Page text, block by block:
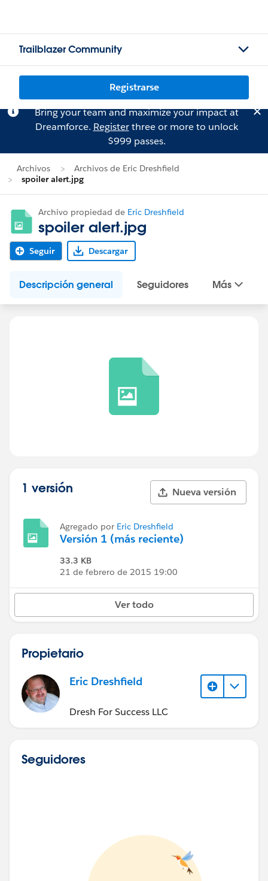
Trailblazer Community
Registrarse
Bring your team and maximize your impact at
Dreamforce. Registerthree or more to unlock
$999 passes.
Archivos
Archivos de Eric Dreshfield
spoiler alert.jpg
Archivo propiedad de Eric Dreshfield
spoiler alert.jpg
Seguir Descargar
Descripción general Seguidores Más
1 versión Nueva versión
Agregado por Eric Dreshfield
Versión 1 (más reciente)
33.3 KB
21 de febrero de 2015 19:00
Ver todo
Propietario
Eric Dreshfield
Dresh For Success LLC
Seguidores